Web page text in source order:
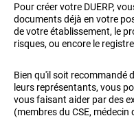
Pour créer votre DUERP,
documents déjà en votre
de votre établissement, le
risques, ou encore le
Bien qu'il soit recommandé
leurs représentants, vous
vous faisant aider par des
(membres du CSE,